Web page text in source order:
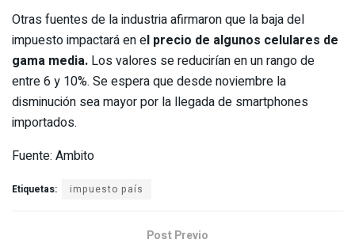
Otras fuentes de la industria afirmaron que la baja del
impuesto impactará en el precio de algunos celulares de
gama media. Los valores se reducirían en un rango de
entre 6 y 10%. Se espera que desde noviembre la
disminución sea mayor por la llegada de smartphones
importados.
Fuente: Ambito
Etiquetas: impuesto país
Post Previo